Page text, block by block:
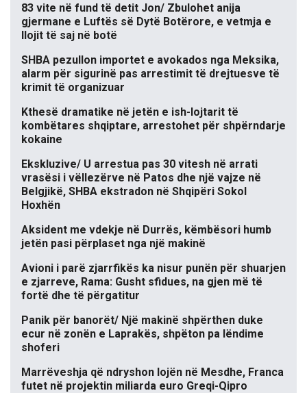
83 vite në fund të detit Jon/ Zbulohet anija
gjermane e Luftës së Dytë Botërore, e vetmja e
llojit të saj në botë
SHBA pezullon importet e avokados nga Meksika,
alarm për sigurinë pas arrestimit të drejtuesve të
krimit të organizuar
Kthesë dramatike në jetën e ish-lojtarit të
kombëtares shqiptare, arrestohet për shpërndarje
kokaine
Ekskluzive/ U arrestua pas 30 vitesh në arrati
vrasësi i vëllezërve në Patos dhe një vajze në
Belgjikë, SHBA ekstradon në Shqipëri Sokol
Hoxhën
Aksident me vdekje në Durrës, këmbësori humb
jetën pasi përplaset nga një makinë
Avioni i parë zjarrfikës ka nisur punën për shuarjen
e zjarreve, Rama: Gusht sfidues, na gjen më të
fortë dhe të përgatitur
Panik për banorët/ Një makinë shpërthen duke
ecur në zonën e Laprakës, shpëton pa lëndime
shoferi
Marrëveshja që ndryshon lojën në Mesdhe, Franca
futet në projektin miliarda euro Greqi-Qipro